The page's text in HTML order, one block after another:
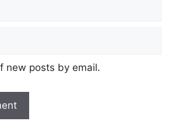
new posts by email.